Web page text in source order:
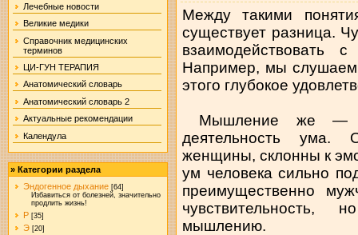
Лечебные новости
Великие медики
Справочник медицинских
терминов
ЦИ-ГУН ТЕРАПИЯ
Анатомический словарь
Анатомический словарь 2
Актуальные рекомендации
Календула
» Категории раздела
Эндогенное дыхание [64]
Избавиться от болезней, значительно
продлить жизнь!
Р [35]
Э [20]
Между такими
существует разница.
взаимодействовать
Например, мы слушаем
этого глубокое
Мышление же —
деятельность ума.
женщины, склонны к
ум человека сильно
преимущественно
мышлению.